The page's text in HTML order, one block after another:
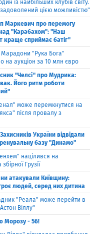
із найбільших клубів світу.
задоволений цією можливістю"
Маркевич про перемогу
"Карабахом": "Наш
краще сприймає батіг"
"Рука Бога"
на аукціон за 10 млн євро
"Челсі" про Мудрика:
Його ритм роботи
може перемкнутися на
після провалу з
України відвідали
базу "Динамо"
націлився на
Грузії
атакували Київщину:
людей, серед них дитина
"Реала" може перейти в
Віллу"
Морозу - 56!